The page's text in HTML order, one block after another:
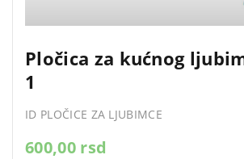
Pločica za kućnog
1
ID PLOČICE ZA LJUBIMCE
600,00 rsd